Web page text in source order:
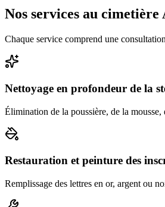
Nos services au cimetière
Chaque service comprend une
Nettoyage en profondeur de la
Élimination de la poussière, de la
Restauration et peinture des
Remplissage des lettres en or, argent ou